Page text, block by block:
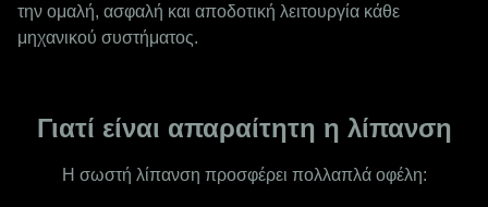
την ομαλή, ασφαλή και αποδοτική λειτουργία κάθε
μηχανικού συστήματος.
Γιατί είναι απαραίτητη η λίπανση
Η σωστή λίπανση προσφέρει πολλαπλά οφέλη: